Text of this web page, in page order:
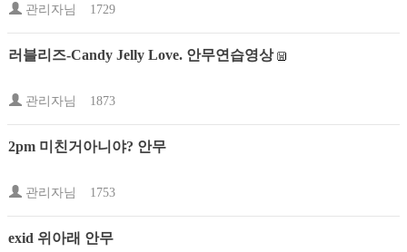
관리자님 1729
러블리즈-Candy Jelly Love. 안무연습영상
관리자님 1873
2pm 미친거아니야? 안무
관리자님 1753
exid 위아래 안무